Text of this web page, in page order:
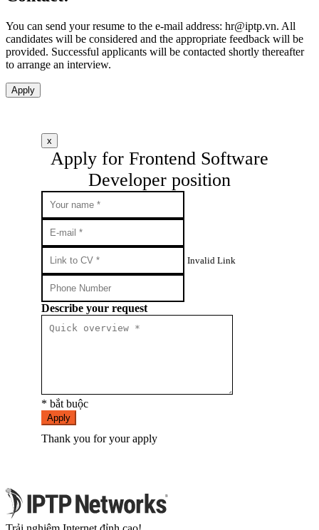
You can send your resume to the e-mail address: hr iptp.vn. All
candidates will be considered and the appropriate feedback will be
provided. Successful applicants will be contacted shortly thereafter
to arrange an interview.
Apply
x
Apply for Frontend Software
Developer position
Invalid Link
Describe your request
* bắt buộc
Apply
Thank you for your apply